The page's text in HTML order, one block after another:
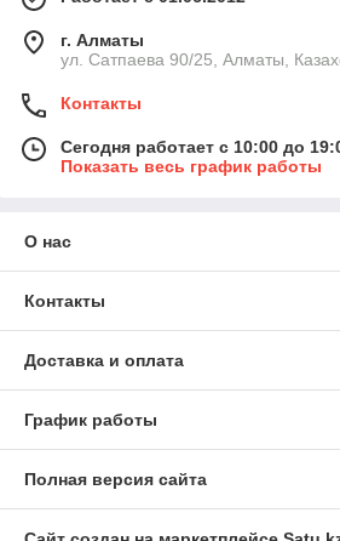
г. Алматы
ул. Сатпаева 90/25, Алматы,
Контакты
Сегодня работает с 10:00 до
Показать весь график работы
О нас
Контакты
Доставка и оплата
График работы
Полная версия сайта